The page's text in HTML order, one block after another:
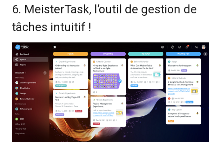
6. MeisterTask, l’outil de gestion de
tâches intuitif !